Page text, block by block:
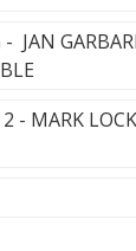
JAN
- MARK